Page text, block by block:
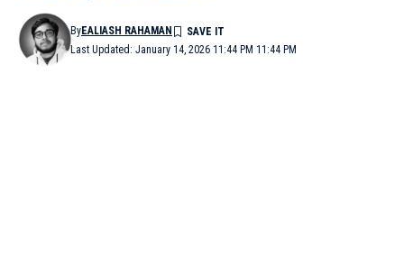
Last Updated: January 14, 2026 11:44 PM 11:44 PM
ByEALIASH RAHAMAN